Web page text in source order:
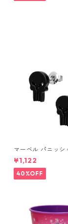
マーベル パニッシ
タッドピアス ブラ
EL
¥1,122
40%OFF